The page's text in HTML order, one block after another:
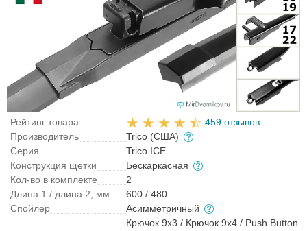
Рейтинг товара
459 отзывов
Производитель
Trico (США)
Серия
Trico ICE
Конструкция щетки
Бескаркасная
Кол-во в комплекте
2
Длина 1 / длина 2, мм
600 / 480
Спойлер
Асимметричный
Крючок 9x3 / Крючок 9x4 / Push Button